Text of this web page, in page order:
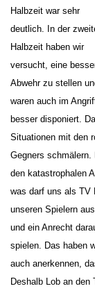
Halbzeit war sehr
deutlich. In der
Halbzeit haben wir
versucht, eine
Abwehr zu stellen
waren auch im
besser disponiert.
Situationen mit den
Gegners
den katastrophalen
was darf uns als TV
unseren Spielern
und ein Anrecht
spielen. Das haben
auch anerkennen,
Deshalb Lob an den